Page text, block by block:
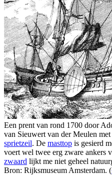
Een prent van rond 1700 door
van Sieuwert van der Meulen
sprietzeil. De masttop is gesierd
voert wel twee erg zware ankers
zwaard lijkt me niet geheel
Bron: Rijksmuseum Amsterdam. (